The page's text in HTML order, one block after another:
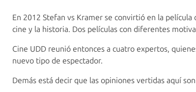
En 2012 Stefan vs Kramer se convirtió en la
cine y la historia. Dos películas con diferentes
Cine UDD reunió entonces a cuatro expertos,
nuevo tipo de espectador.
Demás está decir que las opiniones vertidas aquí